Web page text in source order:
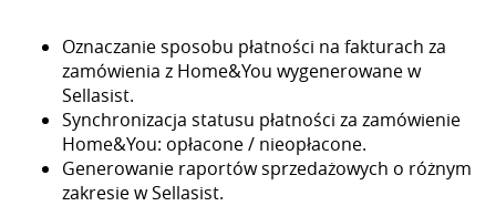
Oznaczanie sposobu płatności na fakturach za
zamówienia z Home&You wygenerowane w
Sellasist.
Synchronizacja statusu płatności za zamówienie
Home&You: opłacone / nieopłacone.
Generowanie raportów sprzedażowych o różnym
zakresie w Sellasist.